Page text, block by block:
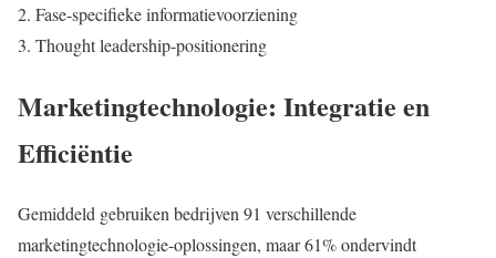
Fase-specifieke informatievoorziening
Thought leadership-positionering
Marketingtechnologie: Integratie en
Efficiëntie
Gemiddeld gebruiken bedrijven 91 verschillende
marketingtechnologie-oplossingen, maar 61% ondervindt